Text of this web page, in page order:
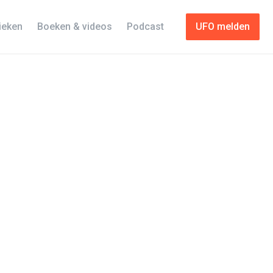
UFO melden
Boeken & videos Podcast